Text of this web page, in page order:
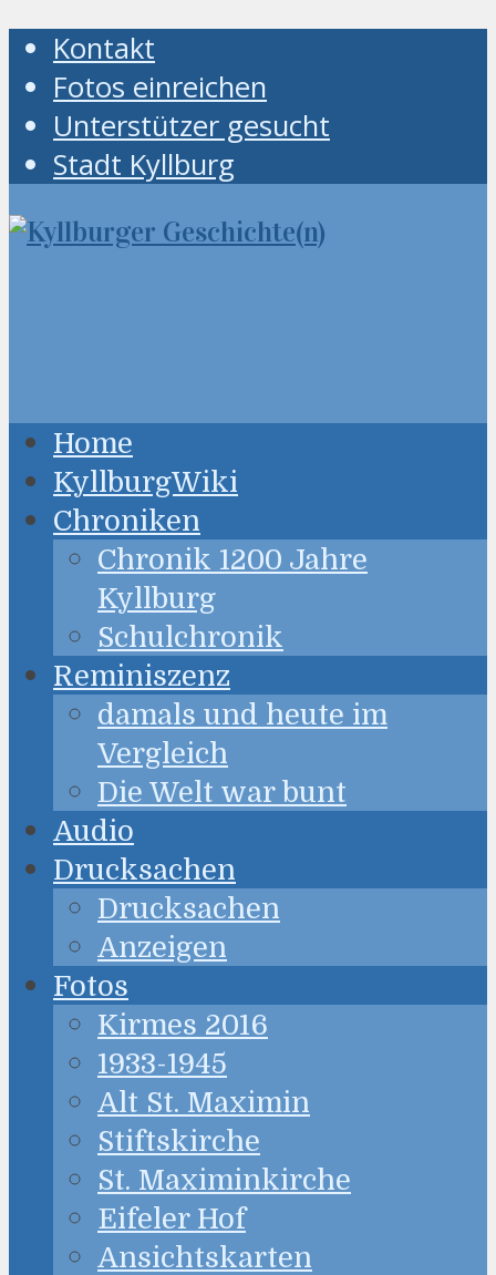
Kontakt
Fotos einreichen
Unterstützer gesucht
Stadt Kyllburg
Home
KyllburgWiki
Chroniken
Chronik 1200 Jahre
Kyllburg
Schulchronik
Reminiszenz
damals und heute im
Vergleich
Die Welt war bunt
Audio
Drucksachen
Drucksachen
Anzeigen
Fotos
Kirmes 2016
1933-1945
Alt St. Maximin
Stiftskirche
St. Maximinkirche
Eifeler Hof
Ansichtskarten